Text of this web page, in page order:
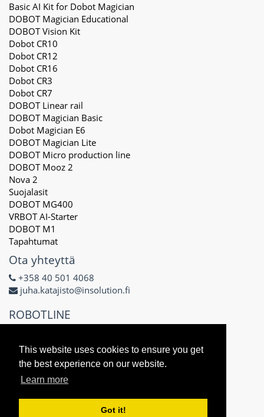
This website uses cookies to ensure you get
the best experience on our website.
Learn more
Got it!
Basic AI Kit for Dobot Magician
DOBOT Magician Educational
DOBOT Vision Kit
Dobot CR10
Dobot CR12
Dobot CR16
Dobot CR3
Dobot CR7
DOBOT Linear rail
DOBOT Magician Basic
Dobot Magician E6
DOBOT Magician Lite
DOBOT Micro production line
DOBOT Mooz 2
Nova 2
Suojalasit
DOBOT MG400
VRBOT AI-Starter
DOBOT M1
Tapahtumat
Ota yhteyttä
+358 40 501 4068
juha.katajisto@insolution.fi
ROBOTLINE
Näsilinnankatu 48 E
33200 Tampere